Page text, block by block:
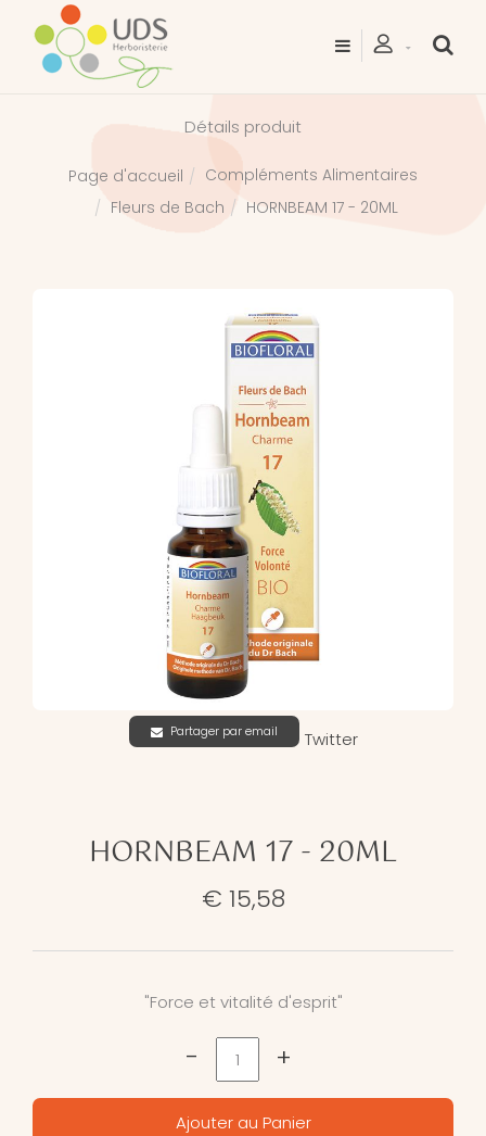
Détails produit
Page d'accueil
Compléments Alimentaires
Fleurs de Bach
HORNBEAM 17 - 20ML
Partager par email Twitter
HORNBEAM 17 - 20ML
€ 15,58
"Force et vitalité d'esprit"
- +
Ajouter au Panier